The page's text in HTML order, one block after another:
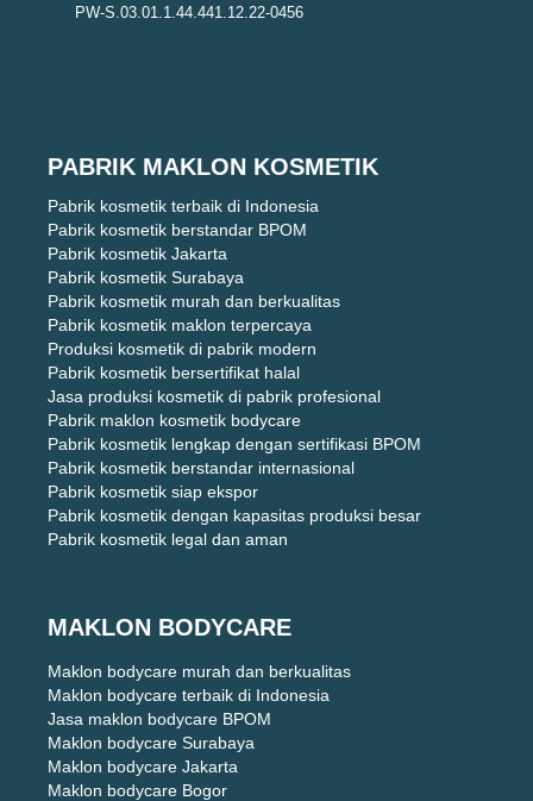
PW-S.03.01.1.44.441.12.22-0456
PABRIK MAKLON KOSMETIK
Pabrik kosmetik terbaik di Indonesia
Pabrik kosmetik berstandar BPOM
Pabrik kosmetik Jakarta
Pabrik kosmetik Surabaya
Pabrik kosmetik murah dan berkualitas
Pabrik kosmetik maklon terpercaya
Produksi kosmetik di pabrik modern
Pabrik kosmetik bersertifikat halal
Jasa produksi kosmetik di pabrik profesional
Pabrik maklon kosmetik bodycare
Pabrik kosmetik lengkap dengan sertifikasi BPOM
Pabrik kosmetik berstandar internasional
Pabrik kosmetik siap ekspor
Pabrik kosmetik dengan kapasitas produksi besar
Pabrik kosmetik legal dan aman
MAKLON BODYCARE
Maklon bodycare murah dan berkualitas
Maklon bodycare terbaik di Indonesia
Jasa maklon bodycare BPOM
Maklon bodycare Surabaya
Maklon bodycare Jakarta
Maklon bodycare Bogor